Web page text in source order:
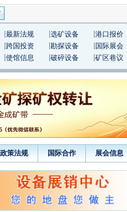
最新法规 选矿设备 港口报价
跨国投资 勘探设备 国际展会
使馆信息 破碎设备 矿区巷议
政策法规 国际合作 展会信息